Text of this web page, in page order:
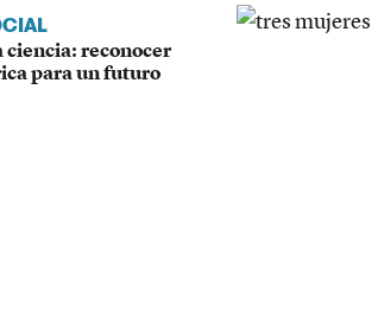
ciencia: reconocer
para un futuro